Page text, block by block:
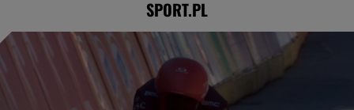
SPORT.PL